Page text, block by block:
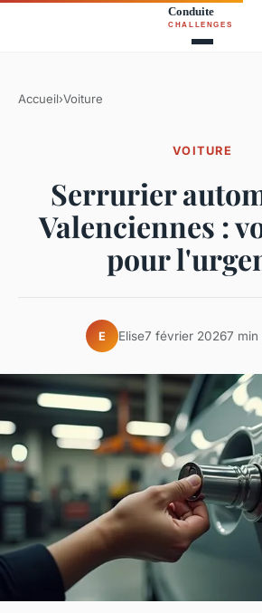
Accueil›Voiture
VOITURE
Serrurier
Valenciennes :
pour
E Elise7 février 20267 min